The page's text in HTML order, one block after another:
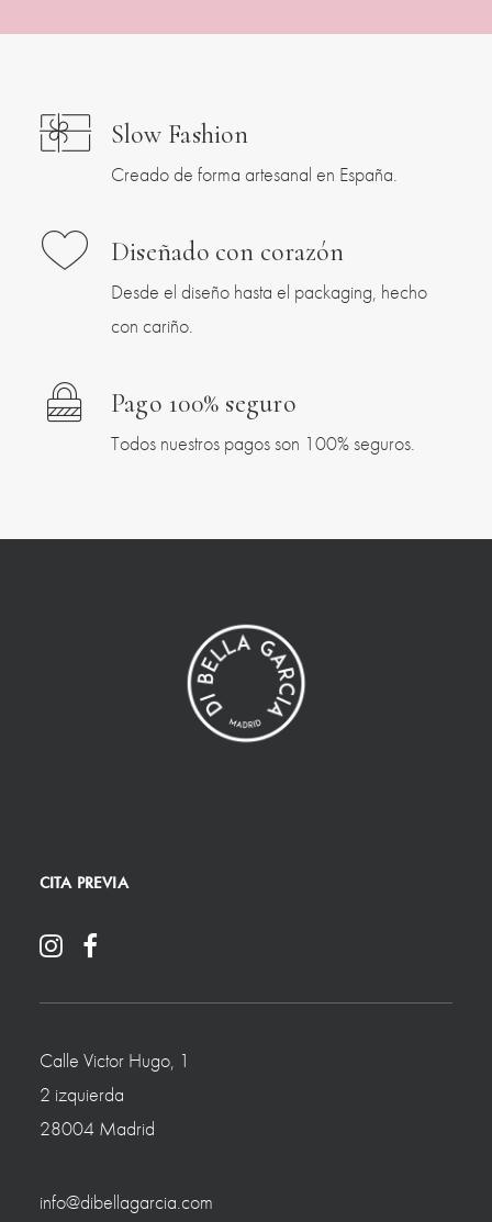
Slow Fashion
Creado de forma artesanal en España.
Diseñado con corazón
Desde el diseño hasta el packaging, hecho
con cariño.
Pago 100% seguro
Todos nuestros pagos son 100% seguros.
CITA PREVIA
Calle Victor Hugo, 1
2 izquierda
28004 Madrid
info@dibellagarcia.com